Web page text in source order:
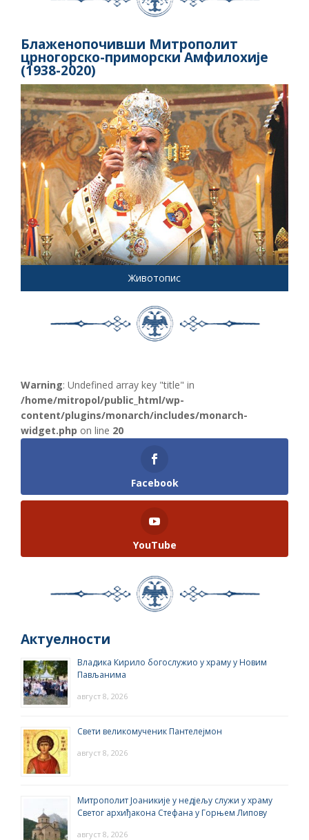
Блаженопочивши Митрополит
црногорско-приморски Амфилохије
(1938-2020)
Животопис
Warning: Undefined array key "title" in
/home/mitropol/public_html/wp-
content/plugins/monarch/includes/monarch-
widget.php on line 20
Facebook
YouTube
Актуелности
Владика Кирило богослужио у храму у Новим
Пављанима
август 8, 2026
Свети великомученик Пантелејмон
август 8, 2026
Митрополит Јоаникије у недјељу служи у храму
Светог архиђакона Стефана у Горњем Липову
август 8, 2026